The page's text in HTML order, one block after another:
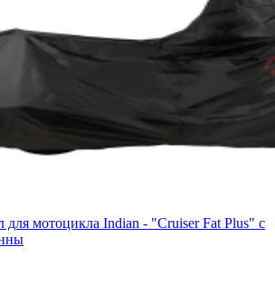
для мотоцикла Indian - "Cruiser Fat Plus" с